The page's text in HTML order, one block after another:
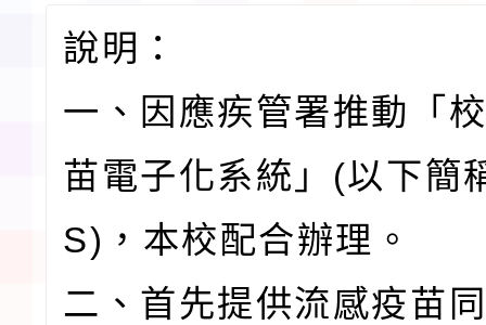
說明：
一、因應疾管署推動「
苗電子化系統」(以下簡
S)，本校配合辦理。
二、首先提供流感疫苗